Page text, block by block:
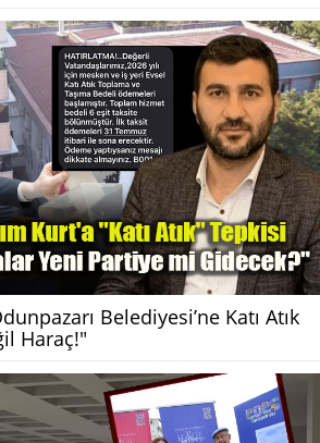
Belediyesi’ne Katı Atık
Haraç!"